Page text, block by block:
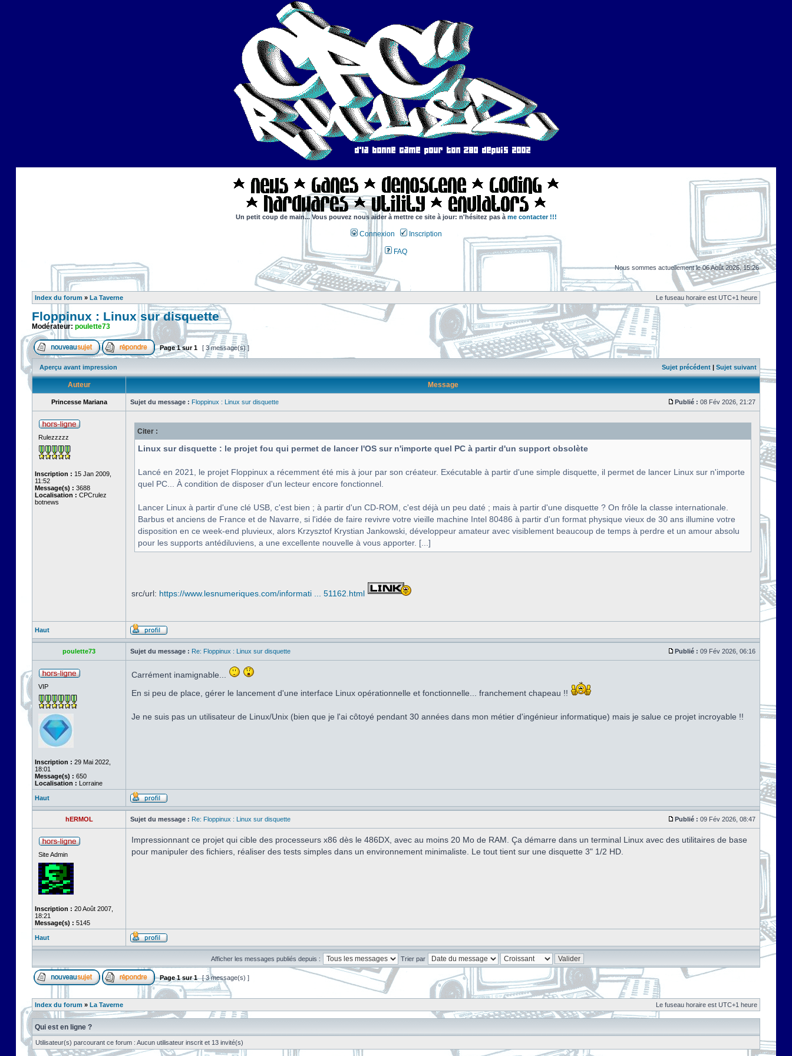
Un petit coup de main... Vous pouvez nous aider à mettre ce site à jour: n'hésitez pas à me contacter !!!
Connexion Inscription
FAQ
Nous sommes actuellement le 06 Août 2026, 15:26
Index du forum » La Taverne Le fuseau horaire est UTC+1 heure
Floppinux : Linux sur disquette
Modérateur: poulette73
Page1sur1 [ 3 message(s) ]
Aperçu avant impression Sujet précédent | Sujet suivant
Auteur Message
Princesse Mariana Sujet du message : Floppinux : Linux sur disquette Publié : 08 Fév 2026, 21:27
Rulezzzzz
Inscription : 15 Jan 2009,
11:52
Message(s) : 3688
Localisation : CPCrulez
botnews
Citer :
Linux sur disquette : le projet fou qui permet de lancer l'OS sur n'importe quel PC à partir d'un support obsolète
Lancé en 2021, le projet Floppinux a récemment été mis à jour par son créateur. Exécutable à partir d'une simple disquette, il permet de lancer Linux sur n'importe
quel PC... À condition de disposer d'un lecteur encore fonctionnel.
Lancer Linux à partir d'une clé USB, c'est bien ; à partir d'un CD-ROM, c'est déjà un peu daté ; mais à partir d'une disquette ? On frôle la classe internationale.
Barbus et anciens de France et de Navarre, si l'idée de faire revivre votre vieille machine Intel 80486 à partir d'un format physique vieux de 30 ans illumine votre
disposition en ce week-end pluvieux, alors Krzysztof Krystian Jankowski, développeur amateur avec visiblement beaucoup de temps à perdre et un amour absolu
pour les supports antédiluviens, a une excellente nouvelle à vous apporter. [...]
src/url: https://www.lesnumeriques.com/informati ... 51162.html
Haut
poulette73 Sujet du message : Re: Floppinux : Linux sur disquette Publié : 09 Fév 2026, 06:16
VIP
Inscription : 29 Mai 2022,
18:01
Message(s) : 650
Localisation : Lorraine
Carrément inamignable...
En si peu de place, gérer le lancement d'une interface Linux opérationnelle et fonctionnelle... franchement chapeau !!
Je ne suis pas un utilisateur de Linux/Unix (bien que je l'ai côtoyé pendant 30 années dans mon métier d'ingénieur informatique) mais je salue ce projet incroyable !!
Haut
hERMOL Sujet du message : Re: Floppinux : Linux sur disquette Publié : 09 Fév 2026, 08:47
Site Admin
Inscription : 20 Août 2007,
18:21
Message(s) : 5145
Impressionnant ce projet qui cible des processeurs x86 dès le 486DX, avec au moins 20 Mo de RAM. Ça démarre dans un terminal Linux avec des utilitaires de base
pour manipuler des fichiers, réaliser des tests simples dans un environnement minimaliste. Le tout tient sur une disquette 3" 1/2 HD.
Haut
Afficher les messages publiés depuis : Trier par
Page1sur1 [ 3 message(s) ]
Index du forum » La Taverne Le fuseau horaire est UTC+1 heure
Qui est en ligne ?
Utilisateur(s) parcourant ce forum : Aucun utilisateur inscrit et 13 invité(s)